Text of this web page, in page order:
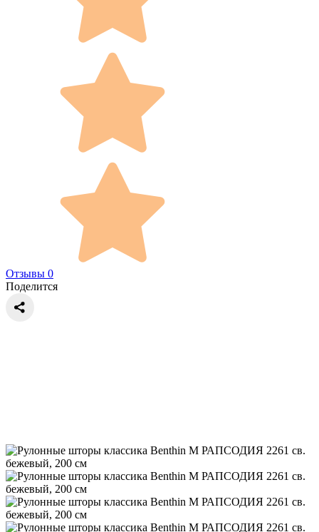
Отзывы 0
Поделится